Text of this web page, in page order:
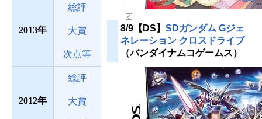
2013
総評
大賞
次点等
2012
総評
大賞
8/9【DS】 SDガンダム Gジェ
ネレーション クロスドライブ
（バンダイナムコゲームス）